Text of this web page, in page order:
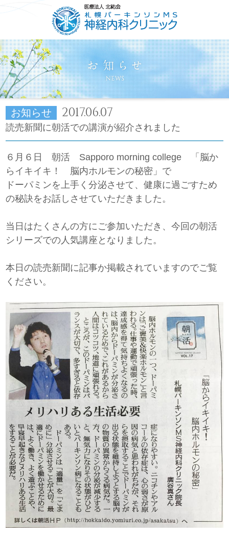
ごあいさつ コンセプト
お知らせ 2017.06.07
読売新聞に朝活での講演が紹介されました
６月６日 朝活 Sapporo morning college 「脳か
らイキイキ！ 脳内ホルモンの秘密」で
ドーパミンを上手く分泌させて、健康に過ごすため
の秘訣をお話しさせていただきました。
当日はたくさんの方にご参加いただき、今回の朝活
シリーズでの人気講座となりました。
本日の読売新聞に記事か掲載されていますのでご覧
ください。